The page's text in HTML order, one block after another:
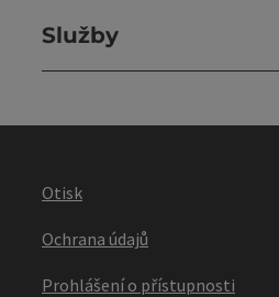
Služby
Otisk
Ochrana údajů
Prohlášení o přístupnosti